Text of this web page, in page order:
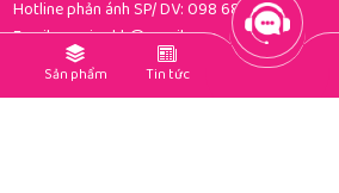
Hotline phản ánh SP/ DV:098 681 3392
Email:gomi.cskh@gmail.com
PHƯƠNG THỨC THANH TOÁN
Sản phẩm Tin tức